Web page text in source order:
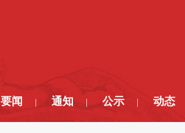
要闻 通知 公示 动态